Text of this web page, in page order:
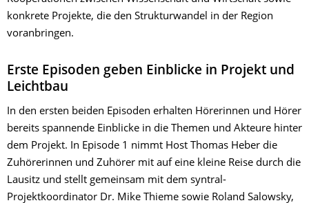
konkrete Projekte, die den Strukturwandel in der Region
voranbringen.
Erste Episoden geben Einblicke in Projekt und
Leichtbau
In den ersten beiden Episoden erhalten Hörerinnen und Hörer
bereits spannende Einblicke in die Themen und Akteure hinter
dem Projekt. In Episode 1 nimmt Host Thomas Heber die
Zuhörerinnen und Zuhörer mit auf eine kleine Reise durch die
Lausitz und stellt gemeinsam mit dem syntral-
Projektkoordinator Dr. Mike Thieme sowie Roland Salowsky,